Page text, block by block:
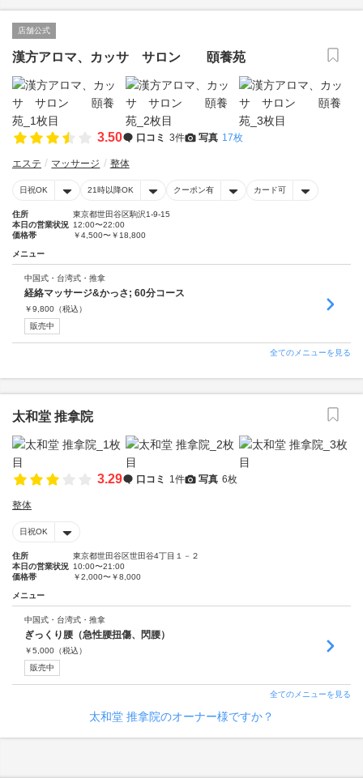
店舗公式
漢方アロマ、カッサ サロン 頤養苑
3.50 口コミ 3件 写真 17枚
エステ マッサージ 整体
日祝OK 21時以降OK クーポン有 カード可
住所
東京都世田谷区駒沢1-9-15
本日の営業状況 12:00〜22:00
価格帯
￥4,500〜￥18,800
メニュー
中国式・台湾式・推拿
経絡マッサージ&かっさ; 60分コース
￥9,800 （税込）
販売中
全てのメニューを見る
太和堂 推拿院
3.29 口コミ 1件 写真 6枚
整体
日祝OK
住所
東京都世田谷区世田谷4丁目１－２
本日の営業状況 10:00〜21:00
価格帯
￥2,000〜￥8,000
メニュー
中国式・台湾式・推拿
ぎっくり腰（急性腰扭傷、閃腰）
￥5,000 （税込）
販売中
全てのメニューを見る
太和堂 推拿院のオーナー様ですか？